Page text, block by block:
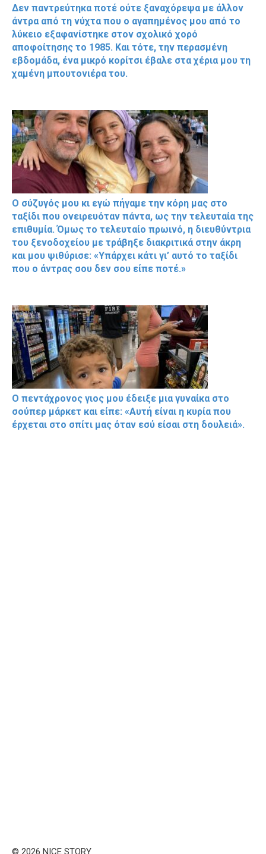
Δεν παντρεύτηκα ποτέ ούτε ξαναχόρεψα με άλλον
άντρα από τη νύχτα που ο αγαπημένος μου από το
λύκειο εξαφανίστηκε στον σχολικό χορό
αποφοίτησης το 1985. Και τότε, την περασμένη
εβδομάδα, ένα μικρό κορίτσι έβαλε στα χέρια μου τη
χαμένη μπουτονιέρα του.
Ο σύζυγός μου κι εγώ πήγαμε την κόρη μας στο
ταξίδι που ονειρευόταν πάντα, ως την τελευταία της
επιθυμία. Όμως το τελευταίο πρωινό, η διευθύντρια
του ξενοδοχείου με τράβηξε διακριτικά στην άκρη
και μου ψιθύρισε: «Υπάρχει κάτι γι’ αυτό το ταξίδι
που ο άντρας σου δεν σου είπε ποτέ.»
Ο πεντάχρονος γιος μου έδειξε μια γυναίκα στο
σούπερ μάρκετ και είπε: «Αυτή είναι η κυρία που
έρχεται στο σπίτι μας όταν εσύ είσαι στη δουλειά».
© 2026 NICE STORY